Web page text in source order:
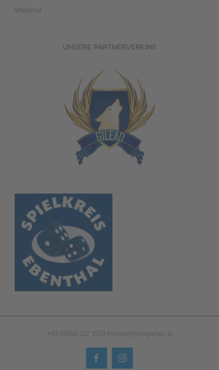
Widerruf
UNSERE PARTNERVEREINE
+43 (0)650 212 1529 thomas@hivegames.at
FacebookInstagram